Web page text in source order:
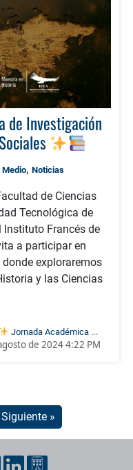
de Investigación
Medio, Noticias
de Ciencias
Tecnológica de
Instituto Francés de
a participar en
exploraremos
y las Ciencias
Jornada Académica de
y Ciencias Sociales
de 2024 4:22 PM
Siguiente »
redes sociales y